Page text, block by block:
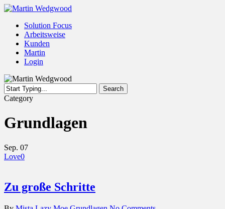
Skip
main
content
Menu
Solution Focus
Arbeitsweise
Kunden
Martin
Login
Search
Close
Category
Grundlagen
Sep. 07
Love0
Zu große Schritte